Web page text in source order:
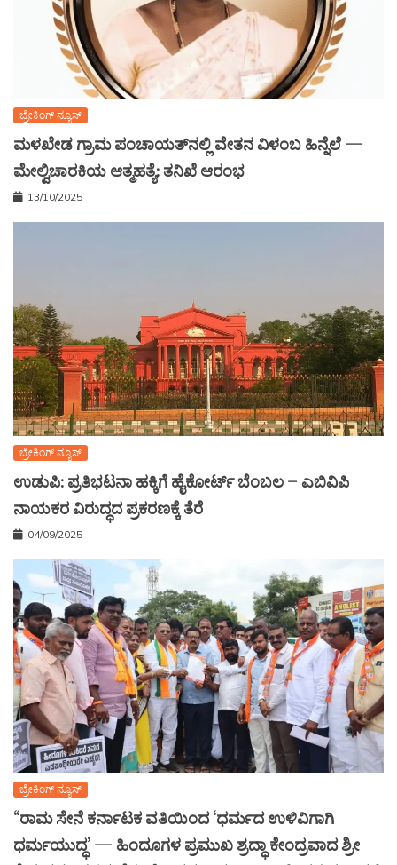
ಬ್ರೇಕಿಂಗ್ ನ್ಯೂಸ್
ಮಳಖೇಡ ಗ್ರಾಮ ಪಂಚಾಯತ್‌ನಲ್ಲಿ ವೇತನ ವಿಳಂಬ ಹಿನ್ನೆಲೆ —
ಮೇಲ್ವಿಚಾರಕಿಯ ಆತ್ಮಹತ್ಯೆ: ತನಿಖೆ ಆರಂಭ
13/10/2025
ಬ್ರೇಕಿಂಗ್ ನ್ಯೂಸ್
ಉಡುಪಿ: ಪ್ರತಿಭಟನಾ ಹಕ್ಕಿಗೆ ಹೈಕೋರ್ಟ್ ಬೆಂಬಲ – ಎಬಿವಿಪಿ
ನಾಯಕರ ವಿರುದ್ಧದ ಪ್ರಕರಣಕ್ಕೆ ತೆರೆ
04/09/2025
ಬ್ರೇಕಿಂಗ್ ನ್ಯೂಸ್
“ರಾಮ ಸೇನೆ ಕರ್ನಾಟಕ ವತಿಯಿಂದ ‘ಧರ್ಮದ ಉಳಿವಿಗಾಗಿ
ಧರ್ಮಯುದ್ಧ’ — ಹಿಂದೂಗಳ ಪ್ರಮುಖ ಶ್ರದ್ಧಾ ಕೇಂದ್ರವಾದ ಶ್ರೀ